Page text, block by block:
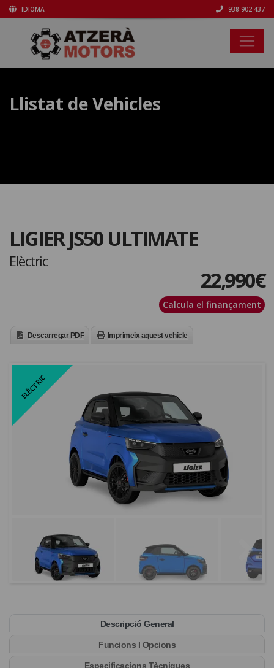
IDIOMA 938 902 437
Llistat de Vehicles
LIGIER JS50 ULTIMATE
Elèctric
22,990€
Calcula el finançament
Descarregar PDF Imprimeix aquest vehicle
ELÈCTRIC
Descripció General
Funcions I Opcions
Especificacions Tècniques